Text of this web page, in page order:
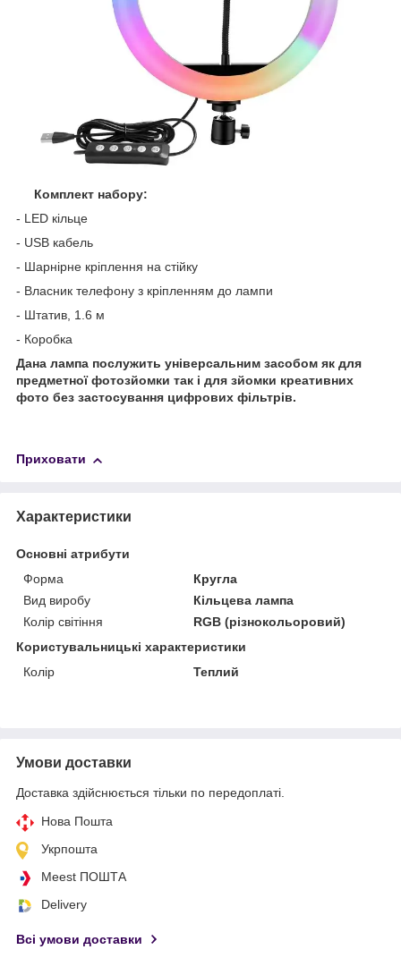
Комплект набору:
- LED кільце
- USB кабель
- Шарнірне кріплення на стійку
- Власник телефону з кріпленням до лампи
- Штатив, 1.6 м
- Коробка
Дана лампа послужить універсальним засобом як для
предметної фотозйомки так і для зйомки креативних
фото без застосування цифрових фільтрів.
Приховати
Характеристики
Основні атрибути
Форма
Кругла
Вид виробу
Кільцева лампа
Колір світіння
RGB (різнокольоровий)
Користувальницькі характеристики
Колір
Теплий
Умови доставки
Доставка здійснюється тільки по передоплаті.
Нова Пошта
Укрпошта
Meest ПОШТА
Delivery
Всі умови доставки